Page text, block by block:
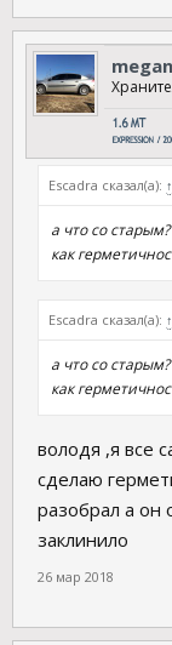
Escadra сказал(а): ↑
а что со
как
Escadra сказал(а): ↑
а что со
как
володя ,я все
сделаю
разобрал а он
заклинило
26 мар 2018